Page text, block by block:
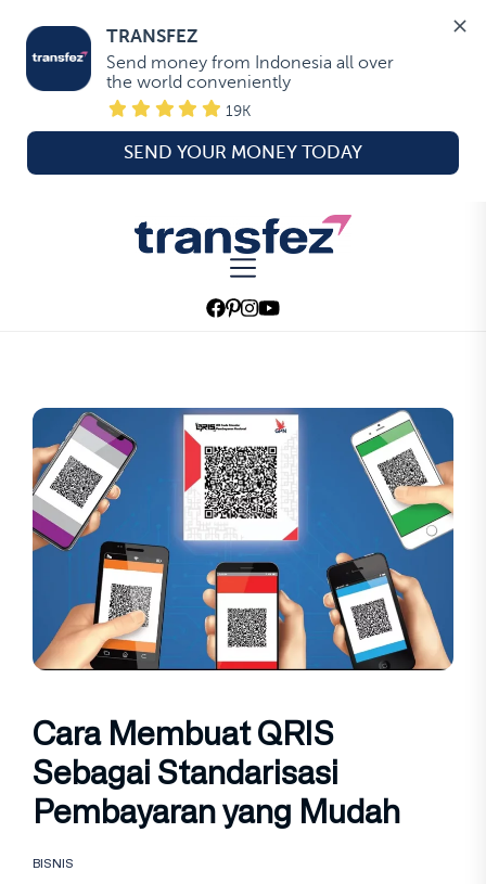
TRANSFEZ
Send money from Indonesia all over
the world conveniently
19K
SEND YOUR MONEY TODAY
Transfez
Cara Membuat QRIS
Sebagai Standarisasi
Pembayaran yang Mudah
BISNIS